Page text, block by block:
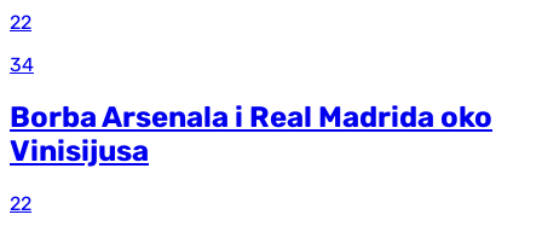
22
34
Borba Arsenala i Real Madrida oko
Vinisijusa
22